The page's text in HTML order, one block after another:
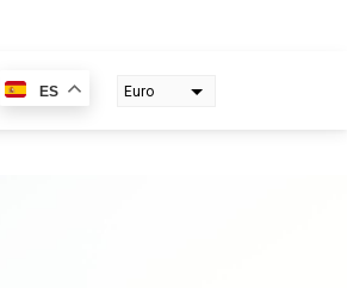
ES
Euro